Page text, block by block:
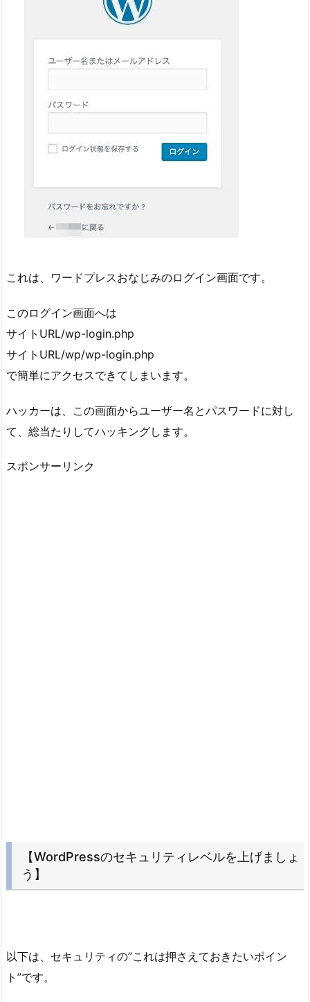
これは、ワードプレスおなじみのログイン画面です。
このログイン画面へは
サイトURL/wp-login.php
サイトURL/wp/wp-login.php
で簡単にアクセスできてしまいます。
ハッカーは、この画面からユーザー名とパスワードに対し
て、総当たりしてハッキングします。
スポンサーリンク
【WordPressのセキュリティレベルを上げましょ
う】
以下は、セキュリティの”これは押さえておきたいポイン
ト”です。